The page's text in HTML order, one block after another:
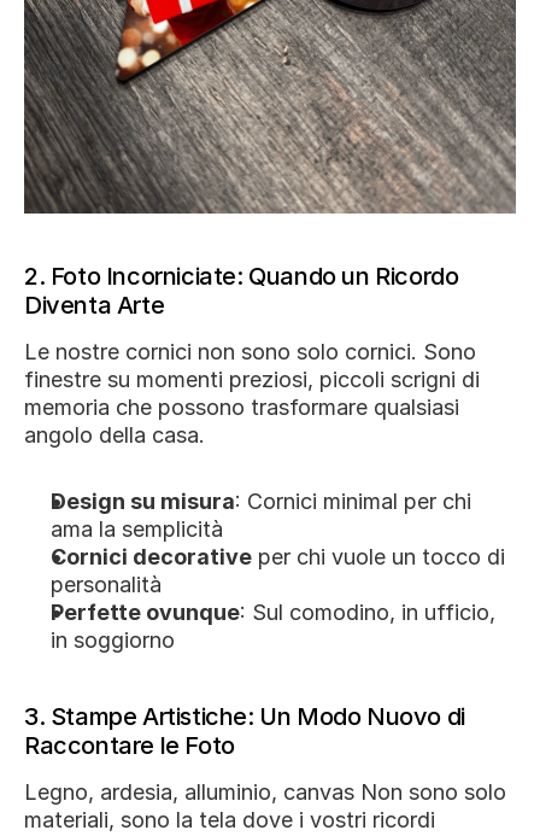
2. Foto Incorniciate: Quando un Ricordo
Diventa Arte
Le nostre cornici non sono solo cornici. Sono
finestre su momenti preziosi, piccoli scrigni di
memoria che possono trasformare qualsiasi
angolo della casa.
Design su misura: Cornici minimal per chi
ama la semplicità
Cornici decorative per chi vuole un tocco di
personalità
Perfette ovunque: Sul comodino, in ufficio,
in soggiorno
3. Stampe Artistiche: Un Modo Nuovo di
Raccontare le Foto
Legno, ardesia, alluminio, canvas Non sono solo
materiali, sono la tela dove i vostri ricordi